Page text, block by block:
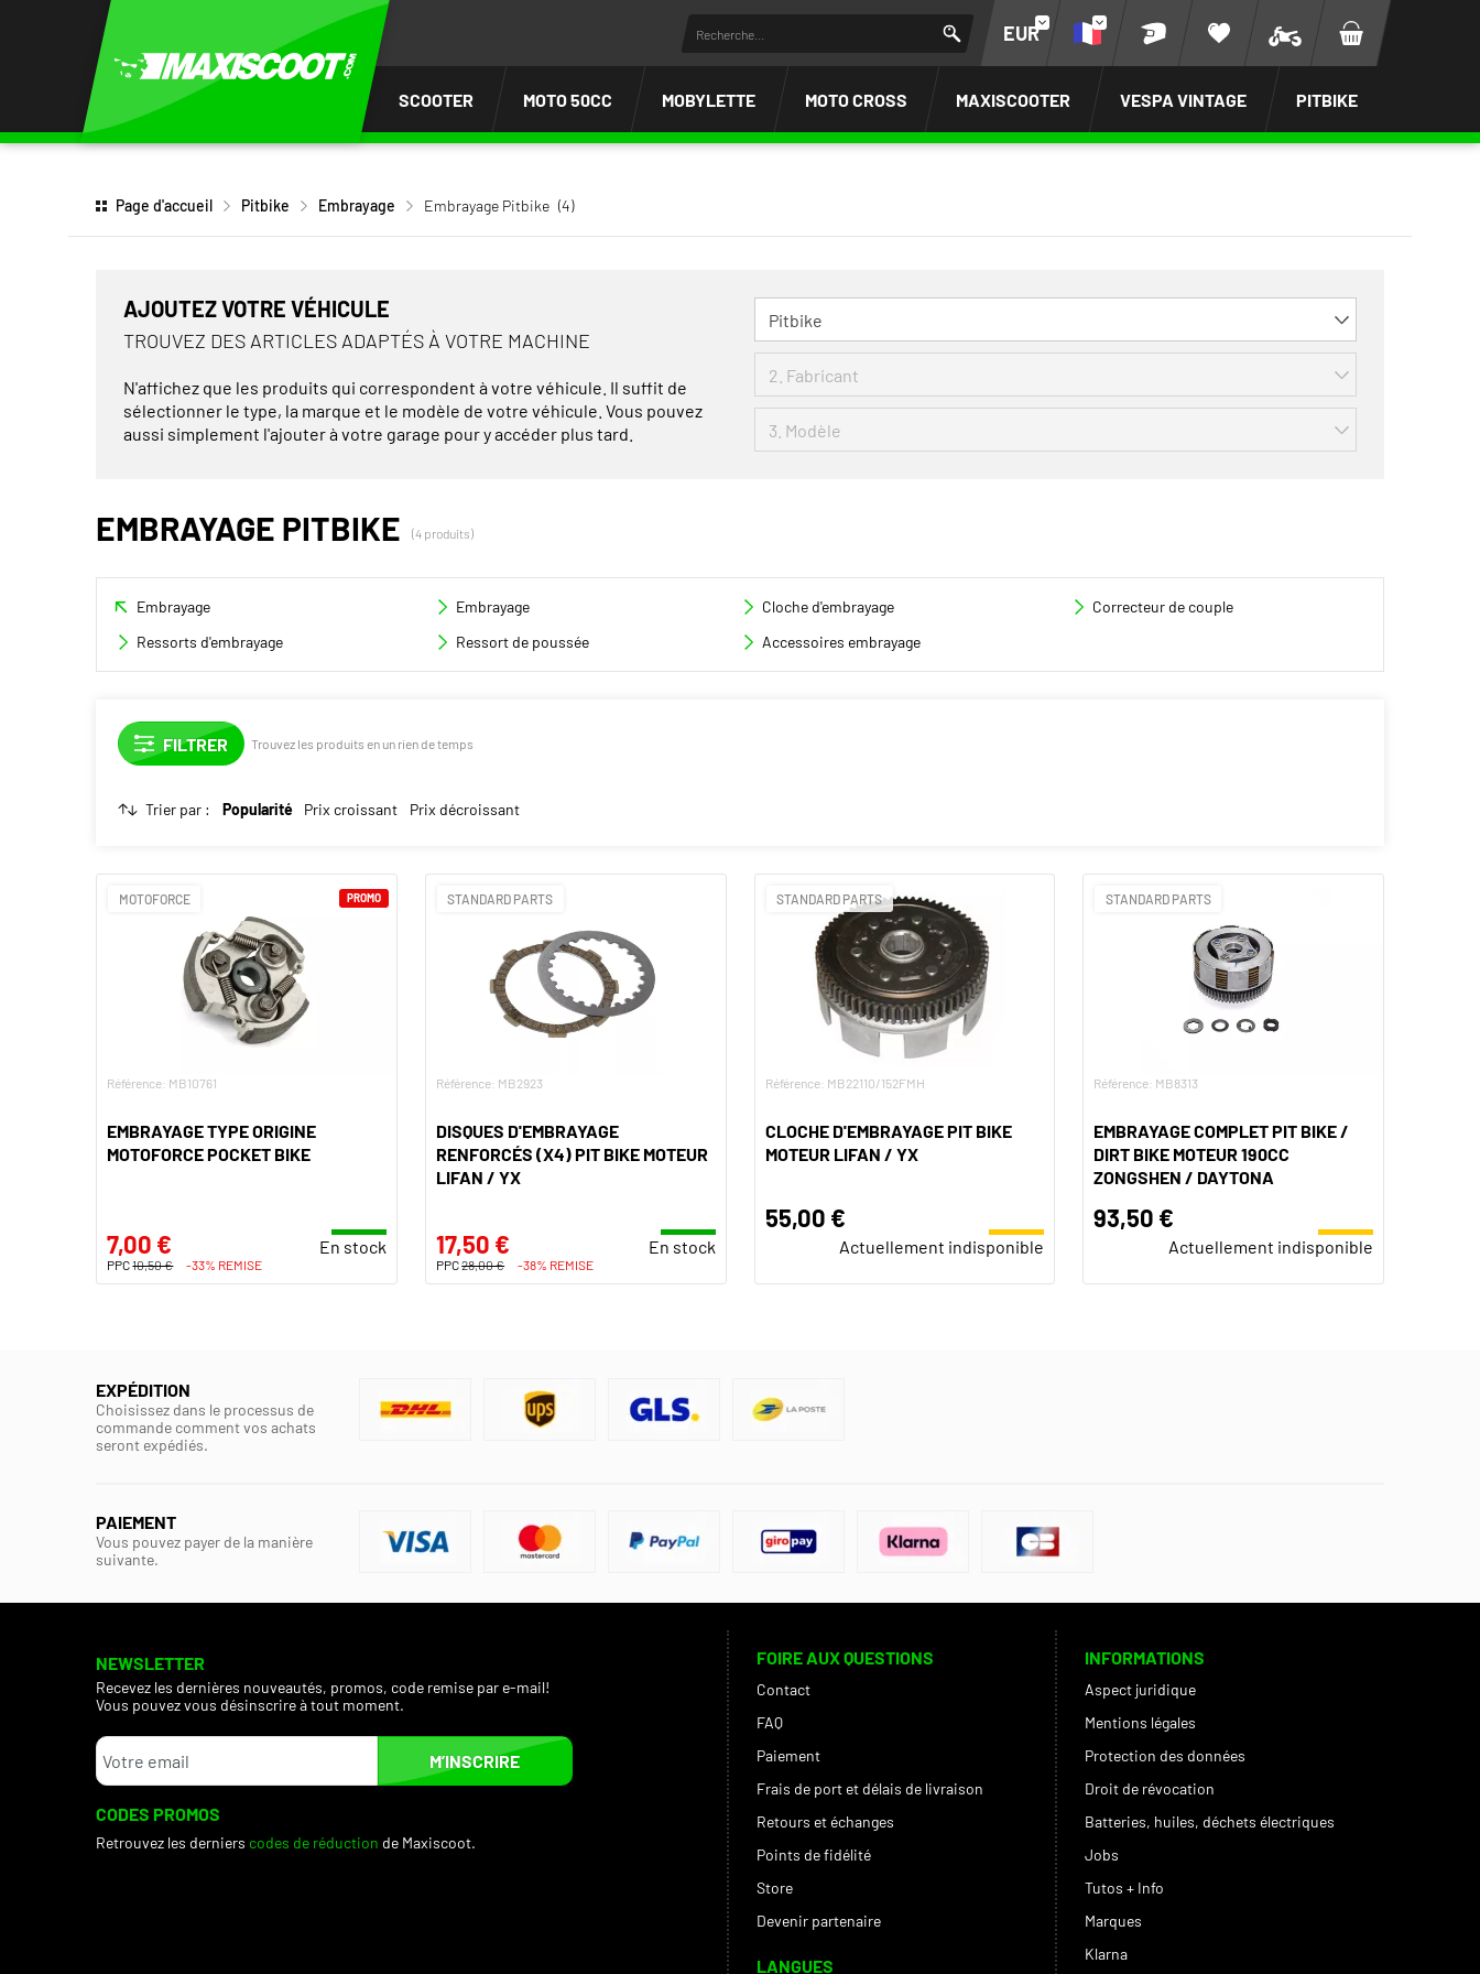
EUR
SCOOTER MOTO 50CC MOBYLETTE MOTO CROSS MAXISCOOTER VESPA VINTAGE PITBIKE
Page d'accueil Pitbike Embrayage Embrayage Pitbike (4)
AJOUTEZ VOTRE VÉHICULE
TROUVEZ DES ARTICLES ADAPTÉS À VOTRE MACHINE
N'affichez que les produits qui correspondent à votre véhicule. Il suffit de
sélectionner le type, la marque et le modèle de votre véhicule. Vous pouvez
aussi simplement l'ajouter à votre garage pour y accéder plus tard.
EMBRAYAGE PITBIKE (4 produits)
Embrayage Embrayage Cloche d'embrayage
Correcteur de couple
Ressorts d'embrayage
Ressort de poussée Accessoires embrayage
Trouvez les produits en un rien de temps
Trier par : Popularité Prix croissant Prix décroissant
MOTOFORCE
Référence: MB10761
EMBRAYAGE TYPE ORIGINE
MOTOFORCE POCKET BIKE
7,00 € En stock
PPC10,50 € -33% REMISE
PROMO STANDARD PARTS
Référence: MB2923
DISQUES D'EMBRAYAGE
RENFORCÉS (X4) PIT BIKE MOTEUR
LIFAN / YX
17,50 € En stock
PPC28,00 € -38% REMISE
STANDARD PARTS
Référence: MB22110/152FMH
CLOCHE D'EMBRAYAGE PIT BIKE
MOTEUR LIFAN / YX
55,00 €
Actuellement indisponible
STANDARD PARTS
Référence: MB8313
EMBRAYAGE COMPLET PIT BIKE /
DIRT BIKE MOTEUR 190CC
ZONGSHEN / DAYTONA
93,50 €
Actuellement indisponible
EXPÉDITION
Choisissez dans le processus de
commande comment vos achats
seront expédiés.
PAIEMENT
Vous pouvez payer de la manière
suivante.
NEWSLETTER
Recevez les dernières nouveautés, promos, code remise par e-mail!
Vous pouvez vous désinscrire à tout moment.
M’INSCRIRE
CODES PROMOS
Retrouvez les derniers codes de réduction de Maxiscoot.
FOIRE AUX QUESTIONS
Contact
FAQ
Paiement
Frais de port et délais de livraison
Retours et échanges
Points de fidélité
Store
Devenir partenaire
LANGUES
INFORMATIONS
Aspect juridique
Mentions légales
Protection des données
Droit de révocation
Batteries, huiles, déchets électriques
Jobs
Tutos + Info
Marques
Klarna